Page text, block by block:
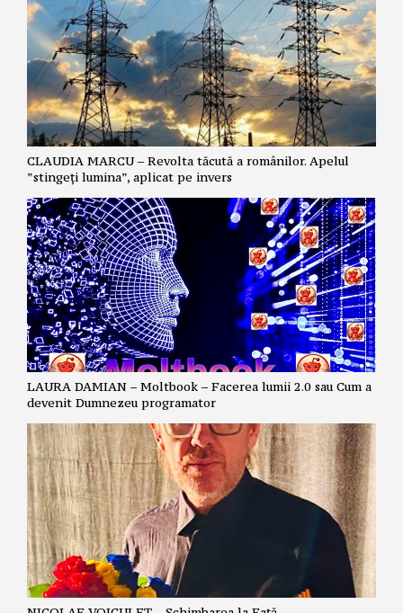
CLAUDIA MARCU – Revolta tăcută a românilor. Apelul
”stingeți lumina”, aplicat pe invers
LAURA DAMIAN – Moltbook – Facerea lumii 2.0 sau Cum a
devenit Dumnezeu programator